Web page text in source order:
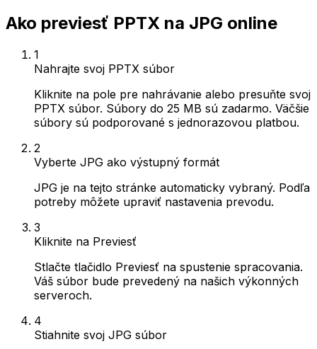
Ako previesť PPTX na JPG online
1
Nahrajte svoj PPTX súbor
Kliknite na pole pre nahrávanie alebo presuňte svoj
PPTX súbor. Súbory do 25 MB sú zadarmo. Väčšie
súbory sú podporované s jednorazovou platbou.
2
Vyberte JPG ako výstupný formát
JPG je na tejto stránke automaticky vybraný. Podľa
potreby môžete upraviť nastavenia prevodu.
3
Kliknite na Previesť
Stlačte tlačidlo Previesť na spustenie spracovania.
Váš súbor bude prevedený na našich výkonných
serveroch.
4
Stiahnite svoj JPG súbor